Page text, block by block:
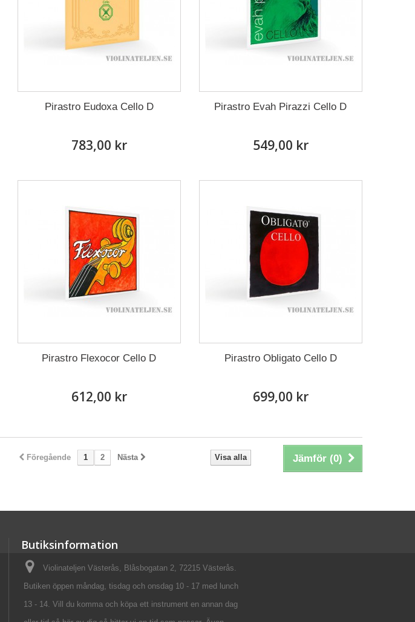
Pirastro Eudoxa Cello D
783,00 kr
Pirastro Evah Pirazzi Cello D
549,00 kr
Pirastro Flexocor Cello D
612,00 kr
Pirastro Obligato Cello D
699,00 kr
Jämför (0)
Visa alla
Föregående 1 2 Nästa
Butiksinformation
Violinateljen Västerås, Blåsbogatan 2, 72215 Västerås.
Butiken öppen måndag, tisdag och onsdag 10 - 17 med lunch
13 - 14. Vill du komma och köpa ett instrument en annan dag